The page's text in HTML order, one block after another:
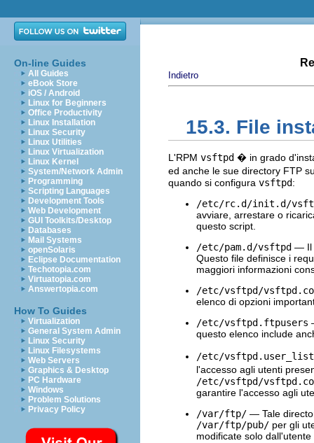
On-line Guides
All Guides
eBook Store
iOS / Android
Linux for Beginners
Office Productivity
Linux Installation
Linux Security
Linux Utilities
Linux Virtualization
Linux Kernel
System/Network Admin
Programming
Scripting Languages
Development Tools
Web Development
GUI Toolkits/Desktop
Databases
Mail Systems
openSolaris
Eclipse Documentation
Techotopia.com
Virtuatopia.com
Answertopia.com
How To Guides
Virtualization
General System Admin
Linux Security
Linux Filesystems
Web Servers
Graphics & Desktop
PC Hardware
Windows
Problem Solutions
Privacy Policy
Indietro
15.3. File
L'RPM vsftpd � in grado
ed anche le sue directory FTP
quando si configura vsftpd:
/etc/rc.d/init.d/
avviare, arrestare o
questo script.
/etc/pam.d/vsftpd — Il
Questo file definisce i
maggiori informazioni
/etc/vsftpd/
elenco di opzioni
/etc/vsftpd.ftpusers
questo elenco include
/etc/vsftpd.user_list
l'accesso agli utenti
/etc/vsftpd/
garantire l'accesso agli
/var/ftp/ — Tale
/var/ftp/pub/ per gli
modificate solo dall'utente